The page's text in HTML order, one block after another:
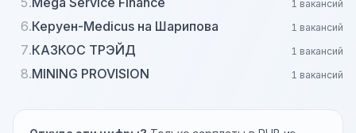
1 вакансий
6.Керуен-Medicus на Шарипова 1 вакансий
7.КАЗКОС ТРЭЙД 1 вакансий
8.MINING PROVISION 1 вакансий